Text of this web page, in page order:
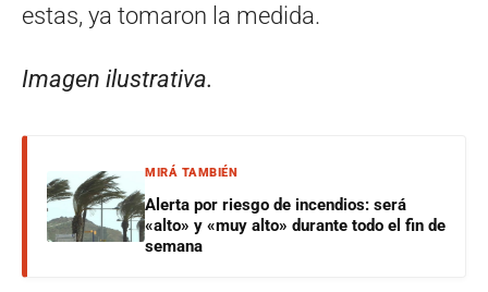
estas, ya tomaron la medida.
Imagen ilustrativa.
MIRÁ TAMBIÉN
Alerta por riesgo de incendios: será
«alto» y «muy alto» durante todo el fin de
semana